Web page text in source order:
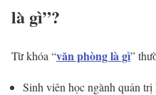
là gì”?
Từ khóa “văn phòng là gì”
Sinh viên học ngành quản trị